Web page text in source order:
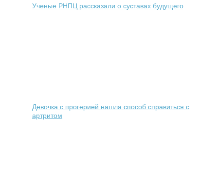
Ученые РНПЦ рассказали о суставах будущего
Девочка с прогерией нашла способ справиться с
артритом